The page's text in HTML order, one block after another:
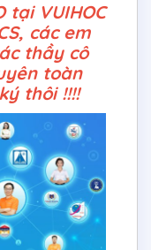
tại VUIHOC
các em
thầy cô
toàn
thôi !!!!